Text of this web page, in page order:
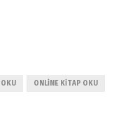
OKU ONLINE KITAP OKU